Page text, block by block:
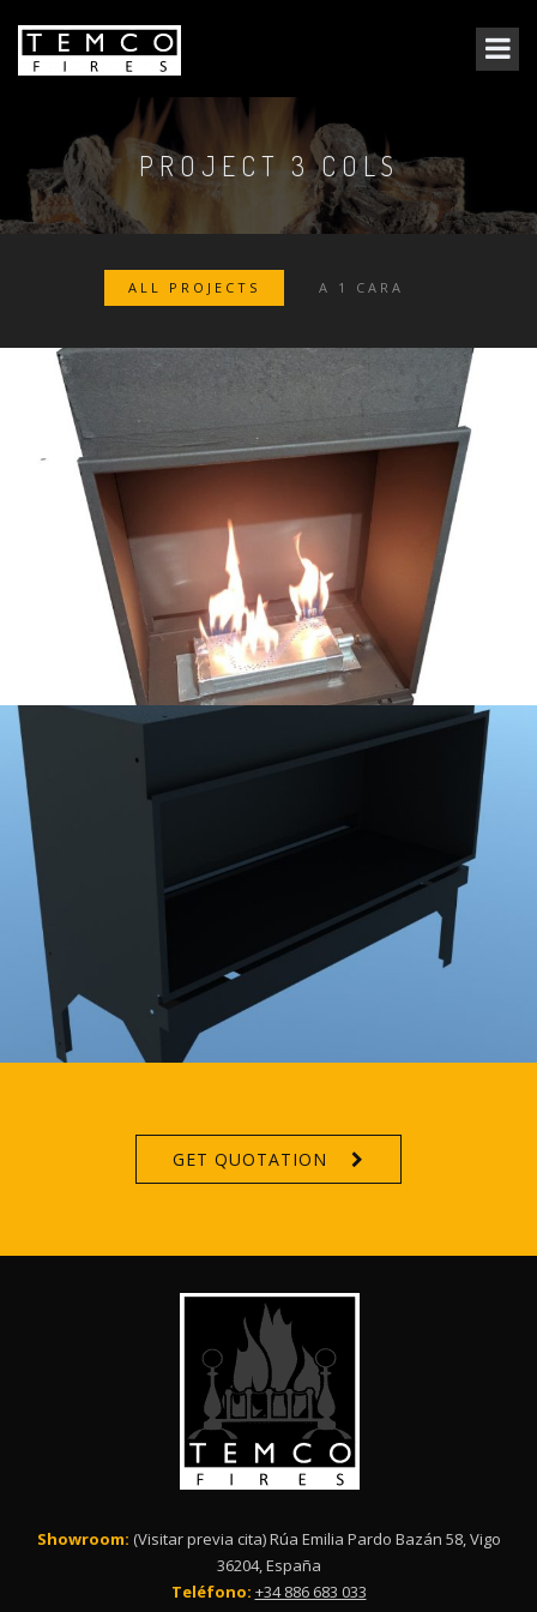
PROJECT 3 COLS
ALL PROJECTS A 1 CARA
GET QUOTATION
Showroom: (Visitar previa cita) Rúa Emilia Pardo Bazán 58, Vigo
36204, España
Teléfono: +34 886 683 033